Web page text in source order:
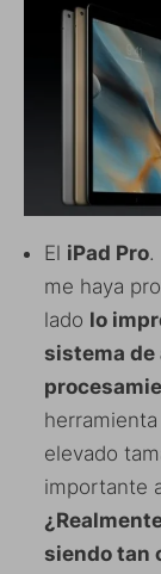
El iPad Pro.
me haya
lado lo
sistema de
elevado
importante
siendo tan